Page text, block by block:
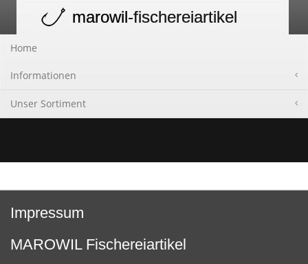
navigation
marowil-fischereiartikel
Home
Informationen
Unser Sortiment
Impressum
MAROWIL Fischereiartikel